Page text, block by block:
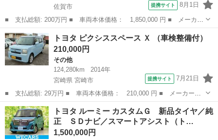
佐賀市
提携サイト 8月1日
■ 支払総額: 200万円 ■ 車両本体価格： 1,850,000 円 ■ メーカー
名： トヨタ ■ 車種名： アルファード ■ グレード名： ２．５
Ｓ ＥＴＣ バックカメラ ナビ ＴＶ クリアランスソナー 両側
スライド・...
佐賀 佐賀市 アルファード
トヨタ ピクシススペース Ｘ （車検整備付）
210,000円
その他
124,280km
2014年
宮崎県 宮崎市
提携サイト 7月21日
■ 支払総額: 29万円 ■ 車両本体価格： 210,000 円 ■ メーカー
名： トヨタ ■ 車種名： ピクシススペース ■ グレード名： Ｘ
■ 排気量： 660cc ■ ドア枚数： 5D ■ ミッション： CVT ■...
宮崎 宮崎市 その他
トヨタ ルーミー カスタムＧ 新品タイヤ／純
正 ＳＤナビ／スマートアシスト（ト…
1,500,000円